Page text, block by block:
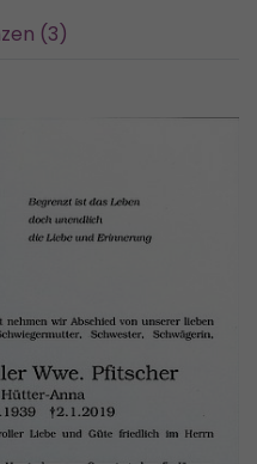
(3)